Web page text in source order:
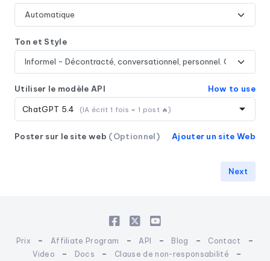
Ton et Style
Utiliser le modèle API How to use
ChatGPT 5.4 (IA écrit 1 fois = 1 post 🔥)
Poster sur le site web (Optionnel) Ajouter un site Web
Next
Prix - Affiliate Program - API - Blog - Contact -
Video - Docs - Clause de non-responsabilité -